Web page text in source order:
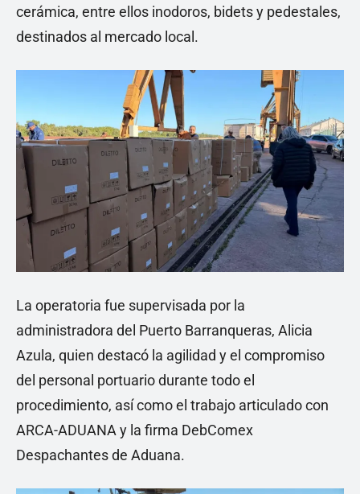
cerámica, entre ellos inodoros, bidets y pedestales,
destinados al mercado local.
La operatoria fue supervisada por la
administradora del Puerto Barranqueras, Alicia
Azula, quien destacó la agilidad y el compromiso
del personal portuario durante todo el
procedimiento, así como el trabajo articulado con
ARCA-ADUANA y la firma DebComex
Despachantes de Aduana.